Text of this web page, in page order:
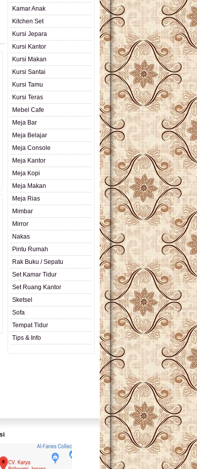
Kamar Anak
Kitchen Set
Kursi Jepara
Kursi Kantor
Kursi Makan
Kursi Santai
Kursi Tamu
Kursi Teras
Mebel Cafe
Meja Bar
Meja Belajar
Meja Console
Meja Kantor
Meja Kopi
Meja Makan
Meja Rias
Mimbar
Mirror
Nakas
Pintu Rumah
Rak Buku / Sepatu
Set Kamar Tidur
Set Ruang Kantor
Sketsel
Sofa
Tempat Tidur
Tips & Info